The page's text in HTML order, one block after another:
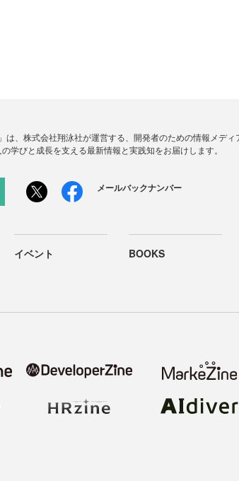
は、株式会社翔泳社が運営する、開発者のための情報メデ
学びと成長を支える最新情報と実践知をお届けします。
メールバックナンバー
イベント BOOKS